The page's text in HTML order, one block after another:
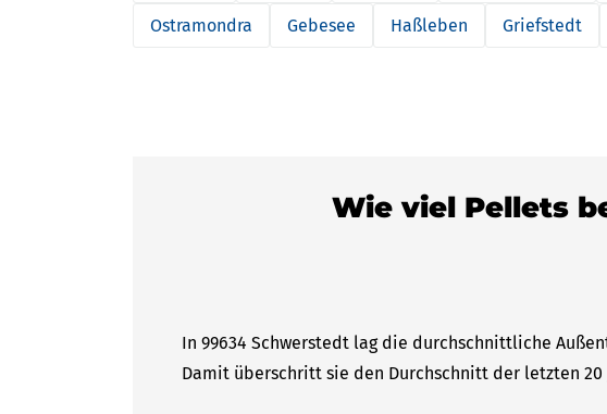
Ostramondra Gebesee Haßleben Griefstedt
Wie viel Pellets
In 99634 Schwerstedt lag die durchschnittliche
Damit überschritt sie den Durchschnitt der letzten 20